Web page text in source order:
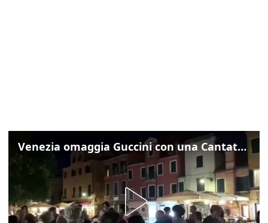
Venezia omaggia Guccini con una Cantata Anarchica in campo Santa Margherita